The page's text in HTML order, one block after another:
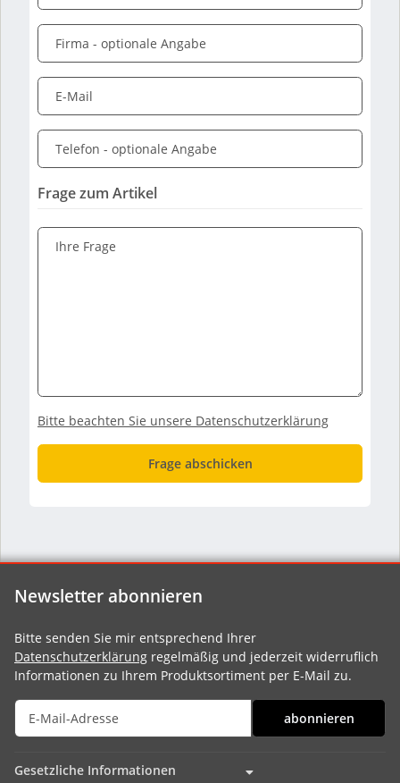
Firma - optionale Angabe
E-Mail
Telefon - optionale Angabe
Frage zum Artikel
Ihre Frage
Bitte beachten Sie unsere Datenschutzerklärung
Frage abschicken
Newsletter abonnieren
Bitte senden Sie mir entsprechend Ihrer
Datenschutzerklärung regelmäßig und jederzeit widerruflich
Informationen zu Ihrem Produktsortiment per E-Mail zu.
abonnieren
Gesetzliche Informationen